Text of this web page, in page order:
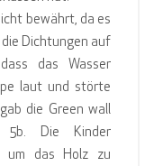
bewährt, da es
Dichtungen auf
das Wasser
laut und störte
die Green wall
5b. Die Kinder
um das Holz zu